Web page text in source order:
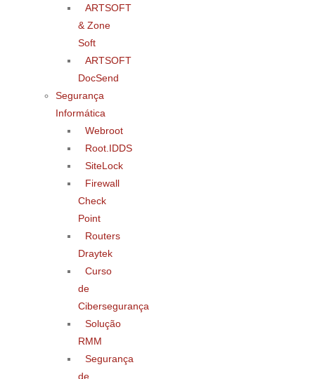
ARTSOFT
& Zone
Soft
ARTSOFT
DocSend
Segurança
Informática
Webroot
Root.IDDS
SiteLock
Firewall
Check
Point
Routers
Draytek
Curso
de
Cibersegurança
Solução
RMM
Segurança
de